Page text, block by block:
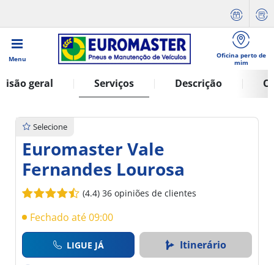
Menu
Oficina perto de
mim
Visão geral Serviços Descrição
Selecione
Euromaster Vale
Fernandes Lourosa
(4.4) 36 opiniões de clientes
Fechado até 09:00
LIGUE JÁ Itinerário